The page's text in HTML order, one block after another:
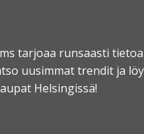
tarjoaa runsaasti tietoa
uusimmat trendit ja
Helsingissä!